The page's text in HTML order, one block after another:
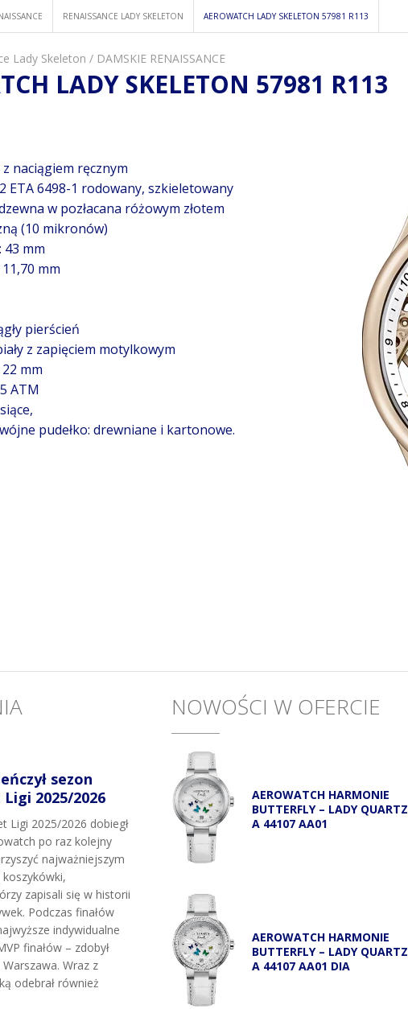
RENAISSANCE LADY SKELETON AEROWATCH LADY SKELETON 57981 R113
Lady Skeleton / DAMSKIE RENAISSANCE
LADY SKELETON 57981 R113
naciągiem ręcznym
ETA 6498-1 rodowany, szkieletowany
w pozłacana różowym złotem
(10 mikronów)
mm
mm
pierścień
z zapięciem motylkowym
mm
ATM
pudełko: drewniane i kartonowe.
sezon
2025/2026
Ligi 2025/2026 dobiegł
po raz kolejny
najważniejszym
zapisali się w historii
Podczas finałów
indywidualne
finałów – zdobył
Wraz z
odebrał również
NOWOŚCI W OFERCIE
AEROWATCH HARMONIE
BUTTERFLY – LADY QUARTZ
A 44107 AA01
AEROWATCH HARMONIE
BUTTERFLY – LADY QUARTZ
A 44107 AA01 DIA